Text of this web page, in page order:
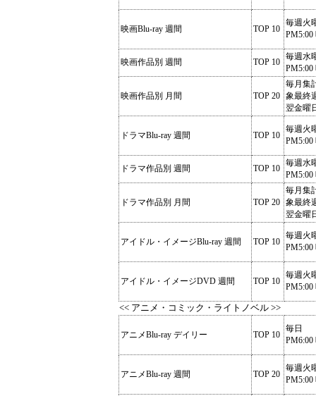
映画Blu-ray 週間 TOP 10
毎週火
PM5:00
映画作品別 週間 TOP 10
毎週水
PM5:00
映画作品別 月間 TOP 20
毎月集
象最終
翌金曜
ドラマBlu-ray 週間 TOP 10
毎週火
PM5:00
ドラマ作品別 週間 TOP 10
毎週水
PM5:00
ドラマ作品別 月間 TOP 20
毎月集
象最終
翌金曜
アイドル・イメージBlu-ray 週間 TOP 10
毎週火
PM5:00
アイドル・イメージDVD 週間 TOP 10
毎週火
PM5:00
<< アニメ・コミック・ライトノベル >>
アニメBlu-ray デイリー TOP 10
毎日
PM6:00
アニメBlu-ray 週間 TOP 20
毎週火
PM5:00